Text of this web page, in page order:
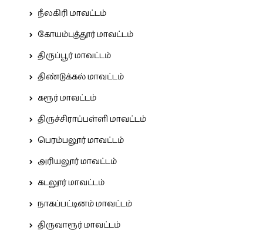
நீலகிரி மாவட்டம்
கோயம்புத்தூர் மாவட்டம்
திருப்பூர் மாவட்டம்
திண்டுக்கல் மாவட்டம்
கரூர் மாவட்டம்
திருச்சிராப்பள்ளி மாவட்டம்
பெரம்பலூர் மாவட்டம்
அரியலூர் மாவட்டம்
கடலூர் மாவட்டம்
நாகப்பட்டினம் மாவட்டம்
திருவாரூர் மாவட்டம்